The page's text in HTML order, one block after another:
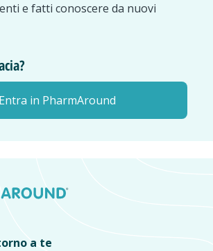
e fatti conoscere da nuovi
Entra in PharmAround
a te